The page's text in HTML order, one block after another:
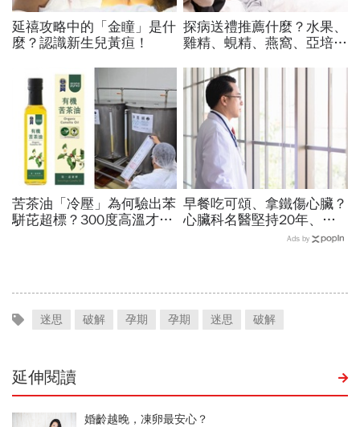
延禧攻略中的「金瞳」是什
麼？認識新生兒黃疸！
探病送禮推薦什麼？水果、
雞精、蜆精、燕窩、亞培安
物：這4種最萬用「什麼病
住院都合適」
苦茶油「冷壓」為何驗出苯
駢芘超標？300度高溫才大
早餐吃可頌、拿鐵傷心臟？
心臟科名醫堅持20年、早
上9點前不做「5件事」：
Ads by
迷思 破解 孕期 孕期 迷思 破解
延伸閱讀
婚齡越晚，凍卵最安心？